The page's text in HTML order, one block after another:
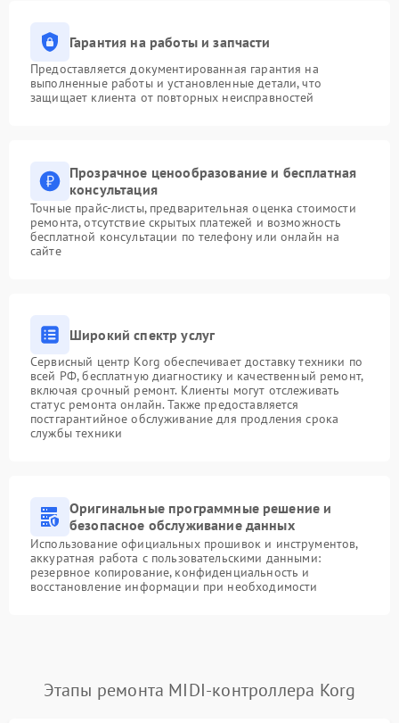
Гарантия на работы и запчасти
Предоставляется документированная гарантия на
выполненные работы и установленные детали, что
защищает клиента от повторных неисправностей
Прозрачное ценообразование и бесплатная
консультация
Точные прайс-листы, предварительная оценка стоимости
ремонта, отсутствие скрытых платежей и возможность
бесплатной консультации по телефону или онлайн на
сайте
Широкий спектр услуг
Сервисный центр Korg обеспечивает доставку техники по
всей РФ, бесплатную диагностику и качественный ремонт,
включая срочный ремонт. Клиенты могут отслеживать
статус ремонта онлайн. Также предоставляется
постгарантийное обслуживание для продления срока
службы техники
Оригинальные программные решение и
безопасное обслуживание данных
Использование официальных прошивок и инструментов,
аккуратная работа с пользовательскими данными:
резервное копирование, конфиденциальность и
восстановление информации при необходимости
Этапы ремонта MIDI-контроллера Korg